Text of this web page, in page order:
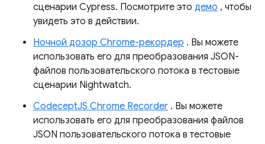
сценарии Cypress. Посмотрите это демо , чтобы
увидеть это в действии.
Ночной дозор Chrome-рекордер . Вы можете
использовать его для преобразования JSON-
файлов пользовательского потока в тестовые
сценарии Nightwatch.
CodeceptJS Chrome Recorder . Вы можете
использовать его для преобразования файлов
JSON пользовательского потока в тестовые